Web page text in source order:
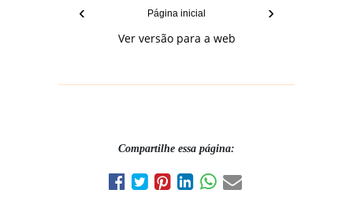
‹ ›
Página inicial
Ver versão para a web
Compartilhe essa página: